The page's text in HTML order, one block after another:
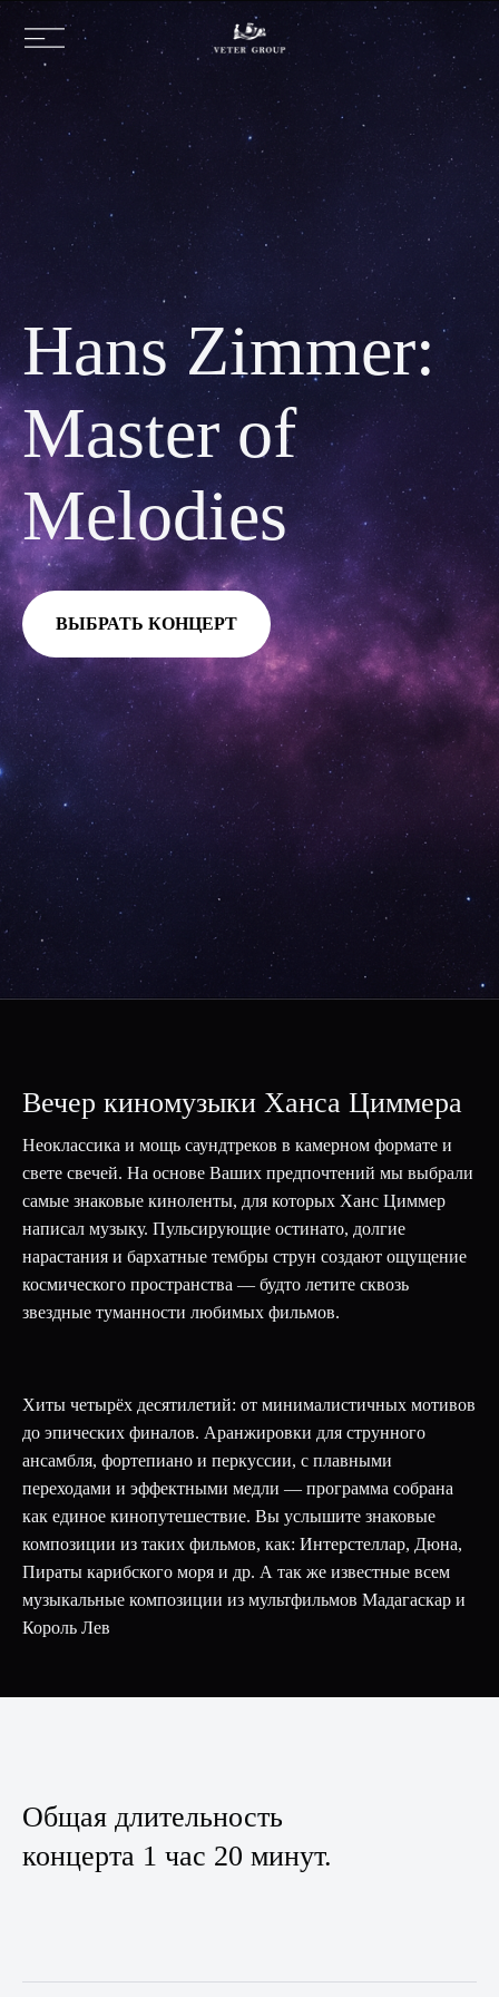
Hans Zimmer:
Master of
Melodies
ВЫБРАТЬ КОНЦЕРТ
Вечер киномузыки Ханса Циммера
Неоклассика и мощь саундтреков в камерном формате и
свете свечей. На основе Ваших предпочтений мы выбрали
самые знаковые киноленты, для которых Ханс Циммер
написал музыку. Пульсирующие остинато, долгие
нарастания и бархатные тембры струн создают ощущение
космического пространства — будто летите сквозь
звездные туманности любимых фильмов.
Хиты четырёх десятилетий: от минималистичных мотивов
до эпических финалов. Аранжировки для струнного
ансамбля, фортепиано и перкуссии, с плавными
переходами и эффектными медли — программа собрана
как единое кинопутешествие. Вы услышите знаковые
композиции из таких фильмов, как: Интерстеллар, Дюна,
Пираты карибского моря и др. А так же известные всем
музыкальные композиции из мультфильмов Мадагаскар и
Король Лев
Общая длительность
концерта 1 час 20 минут.